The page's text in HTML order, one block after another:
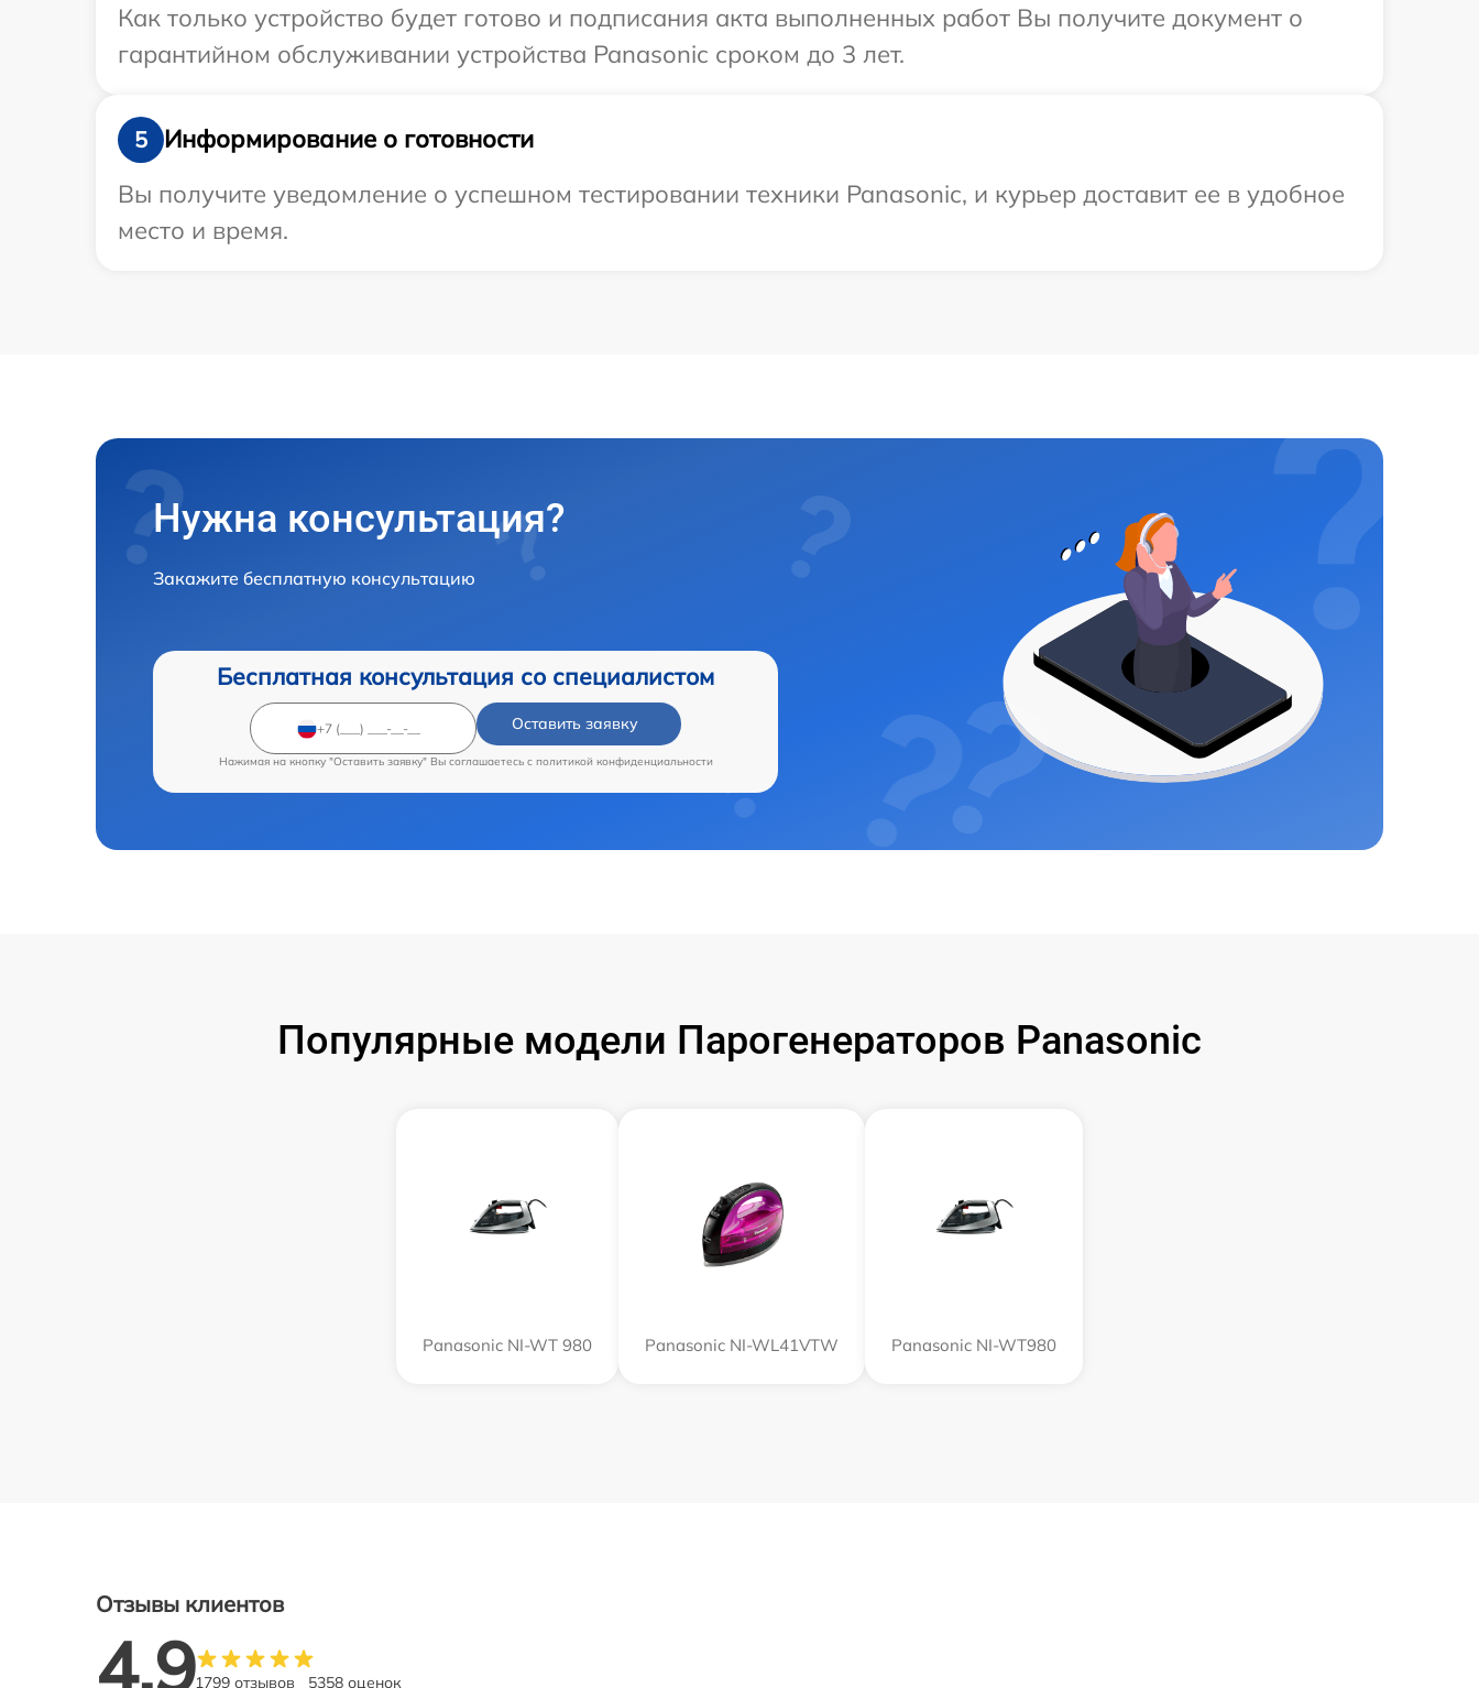
Как только устройство будет готово и подписания акта выполненных работ Вы получите документ о
гарантийном обслуживании устройства Panasonic сроком до 3 лет.
5
Информирование о готовности
Вы получите уведомление о успешном тестировании техники Panasonic, и курьер доставит ее в удобное
место и время.
Нужна консультация?
Закажите бесплатную консультацию
Бесплатная консультация со специалистом
Оставить заявку
Нажимая на кнопку "Оставить заявку" Вы соглашаетесь c политикой конфиденциальности
Популярные модели Парогенераторов Panasonic
Panasonic NI-WT 980 Panasonic NI-WL41VTW Panasonic NI-WT980
Отзывы клиентов
4.91799 отзывов 5358 оценок